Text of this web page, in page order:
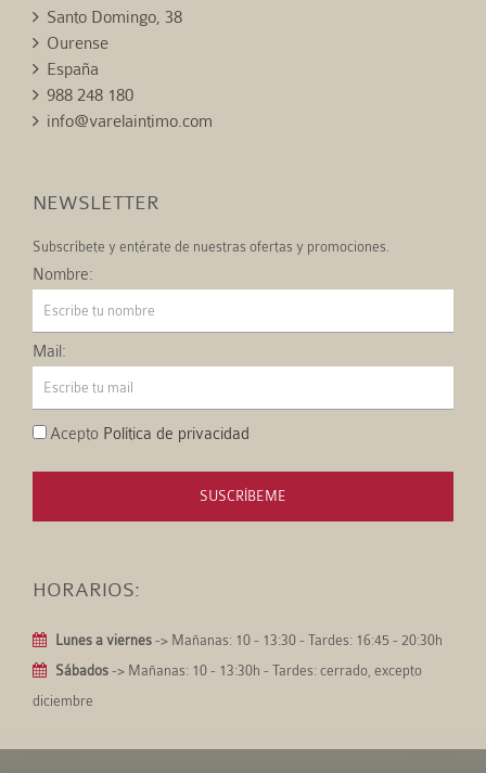
Santo Domingo, 38
Ourense
España
988 248 180
info@varelaintimo.com
NEWSLETTER
Subscríbete y entérate de nuestras ofertas y promociones.
Nombre:
Mail:
Acepto Política de privacidad
SUSCRÍBEME
HORARIOS:
Lunes a viernes -> Mañanas: 10 - 13:30 - Tardes: 16:45 - 20:30h
Sábados -> Mañanas: 10 - 13:30h - Tardes: cerrado, excepto
diciembre